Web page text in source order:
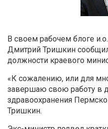
В своем рабочем блоге
Дмитрий Тришкин
должности краевого
«К сожалению, или для
завершаю свою работу в
здравоохранения
Тришкин.